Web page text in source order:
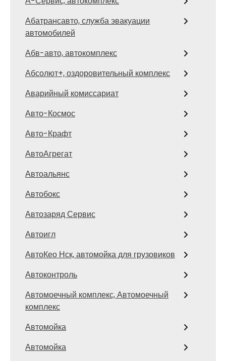
Абатрансавто, служба эвакуации
автомобилей
Абв-авто, автокомплекс
Абсолют+, оздоровительный комплекс
Аварийный комиссариат
Авто-Космос
Авто-Крафт
АвтоАгрегат
Автоальянс
Автобокс
Автозаряд Сервис
Автоигл
АвтоКео Нск, автомойка для грузовиков
Автоконтроль
Автомоечный комплекс, Автомоечный
комплекс
Автомойка
Автомойка